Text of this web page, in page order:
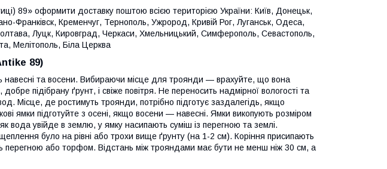
89» оформити доставку поштою всією територією України: Київ, Донецьк,
Франківск, Кременчуг, Тернополь, Ужрород, Кривій Рог, Луганськ, Одеса,
Луцк, Кировград, Черкаси, Хмельницький, Симферополь, Севастополь,
Мелітополь, Біла Церква
89)
навесні та восени. Вибираючи місце для троянди — врахуйте, що вона
підібрану ґрунт, і свіже повітря. Не переносить надмірної вологості та
Місце, де ростимуть троянди, потрібно підготує заздалегідь, якщо
ямки підготуйте з осені, якщо восени — навесні. Ямки викопують розміром
вода увійде в землю, у ямку насипають суміш із перегною та землі.
було на рівні або трохи вище ґрунту (на 1-2 см). Коріння присипають
перегною або торфом. Відстань між трояндами має бути не менш ніж 30 см, а